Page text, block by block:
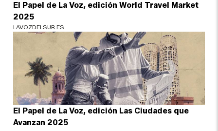
El Papel de La Voz, edición World Travel Market
2025
LAVOZDELSUR.ES
El Papel de La Voz, edición Las Ciudades que
Avanzan 2025